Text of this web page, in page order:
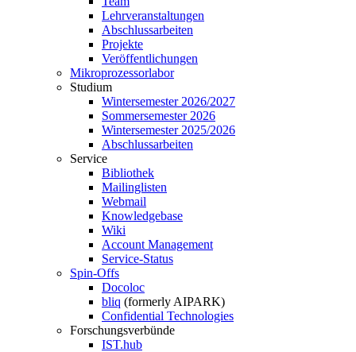
Lehrveranstaltungen
Abschlussarbeiten
Projekte
Veröffentlichungen
Mikroprozessorlabor
Studium
Wintersemester 2026/2027
Sommersemester 2026
Wintersemester 2025/2026
Abschlussarbeiten
Service
Bibliothek
Mailinglisten
Webmail
Knowledgebase
Wiki
Account Management
Service-Status
Spin-Offs
Docoloc
bliq (formerly AIPARK)
Confidential Technologies
Forschungsverbünde
IST.hub